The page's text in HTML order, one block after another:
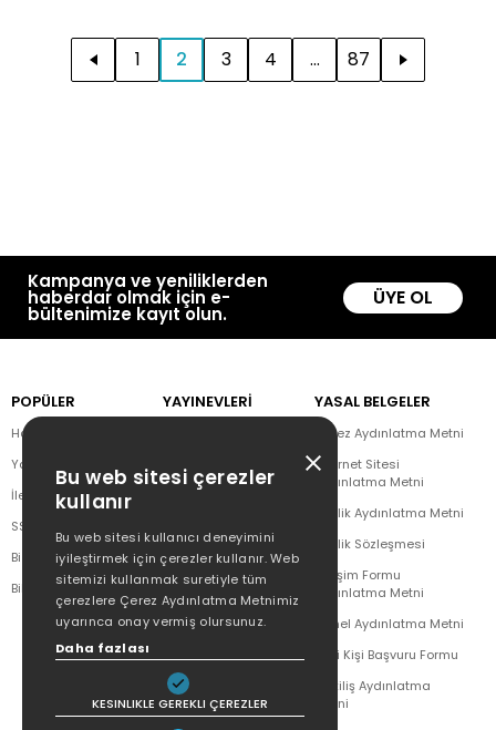
1 2 3 4 ... 87
Kampanya ve yeniliklerden
haberdar olmak için e-
bültenimize kayıt olun.
ÜYE OL
POPÜLER
Hakkımızda
Yazar Listesi
İletişim
SSS
Bizden Haberler
Bilgi Toplumu Hizmetleri
YAYINEVLERİ
Doğan Novus
Dex Kitap
Doğan Çocuk
YASAL BELGELER
Çerez Aydınlatma Metni
İnternet Sitesi
Aydınlatma Metni
Üyelik Aydınlatma Metni
Üyelik Sözleşmesi
İletişim Formu
Aydınlatma Metni
Genel Aydınlatma Metni
İlgili Kişi Başvuru Formu
Çekiliş Aydınlatma
Metni
Bu web sitesi çerezler
kullanır
Bu web sitesi kullanıcı deneyimini
iyileştirmek için çerezler kullanır. Web
sitemizi kullanmak suretiyle tüm
çerezlere Çerez Aydınlatma Metnimiz
uyarınca onay vermiş olursunuz.
Daha fazlası
KESINLIKLE GEREKLI ÇEREZLER